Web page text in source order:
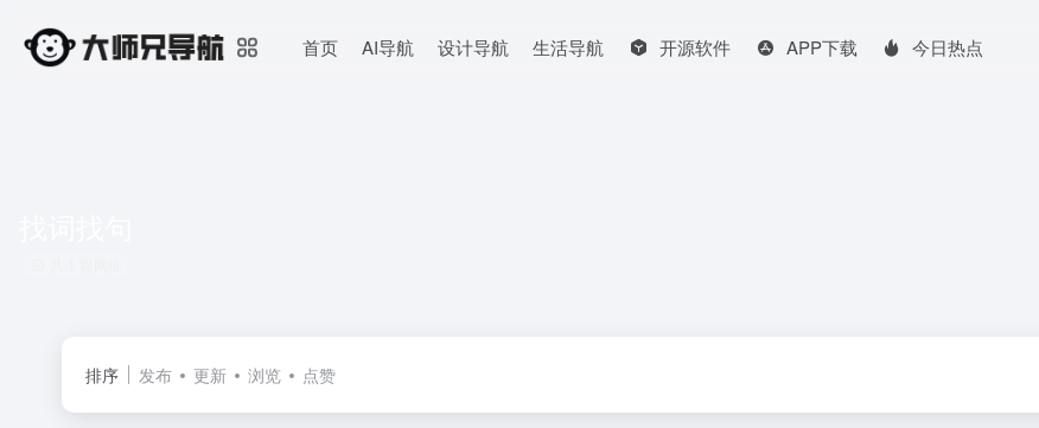
首页 AI导航 设计导航 生活导航 开源软件 APP下载 今日热点
排序 发布 更新 浏览 点赞